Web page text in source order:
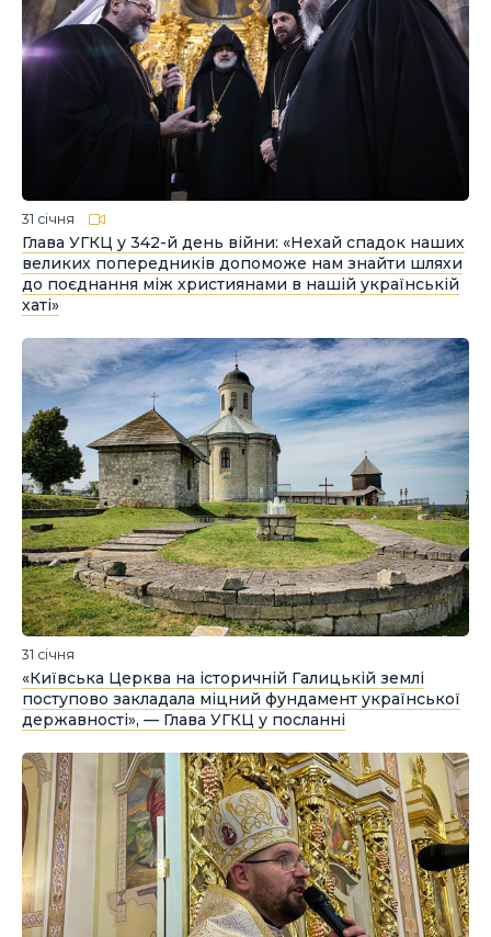
31 січня
Глава УГКЦ у 342-й день війни: «Нехай спадок наших
великих попередників допоможе нам знайти шляхи
до поєднання між християнами в нашій українській
хаті»
31 січня
«Київська Церква на історичній Галицькій землі
поступово закладала міцний фундамент української
державності», — Глава УГКЦ у посланні